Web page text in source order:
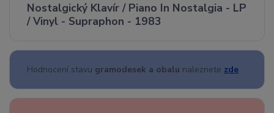
Nostalgický Klavír / Piano In Nostalgia - LP
/ Vinyl - Supraphon - 1983
Hodnocení stavu gramodesek a obalu naleznete zde